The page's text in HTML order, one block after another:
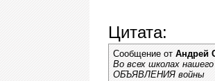
Цитата:
Сообщение отАндрей
Во всех школах
ОБЪЯВЛЕНИЯ войны